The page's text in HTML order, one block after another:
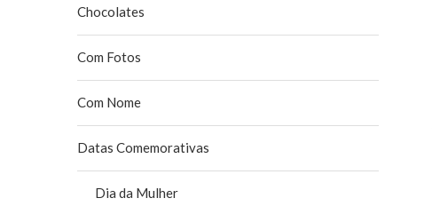
Chocolates
Com Fotos
Com Nome
Datas Comemorativas
Dia da Mulher